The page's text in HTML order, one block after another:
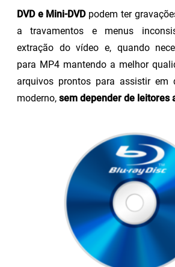
DVD e Mini-DVDpodem ter
a travamentos e menus
extração do vídeo e, quando
para MP4 mantendo a melhor
arquivos prontos para assistir em
moderno, sem depender de leitores